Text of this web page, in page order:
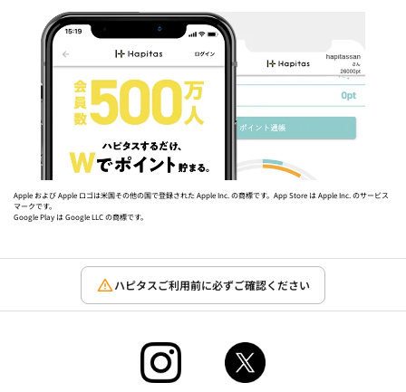
Apple および Apple ロゴは米国その他の国で登録された Apple Inc. の商標です。App Store は Apple Inc. のサービス
マークです。
Google Play は Google LLC の商標です。
ハピタスご利用前に必ずご確認ください